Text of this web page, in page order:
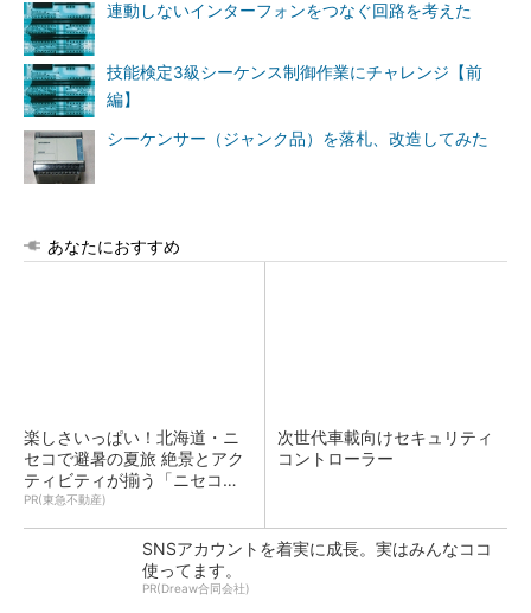
連動しないインターフォンをつなぐ回路を考えた
技能検定3級シーケンス制御作業にチャレンジ【前
編】
シーケンサー（ジャンク品）を落札、改造してみた
あなたにおすすめ
楽しさいっぱい！北海道・ニ
セコで避暑の夏旅 絶景とアク
ティビティが揃う「ニセコ
東...
PR(東急不動産)
次世代車載向けセキュリティ
コントローラー
SNSアカウントを着実に成長。実はみんなココ
使ってます。
PR(Dreaw合同会社)